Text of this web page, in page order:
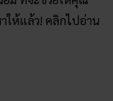
บุญที่ไหน มีแต่รวย
รียมรวย ส่งท้ายปี
บุญวิธีนี้